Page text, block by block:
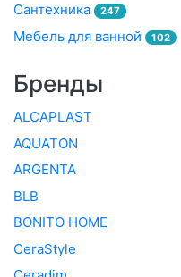
Сантехника 247
Мебель для ванной 102
Бренды
ALCAPLAST
AQUATON
ARGENTA
BLB
BONITO HOME
CeraStyle